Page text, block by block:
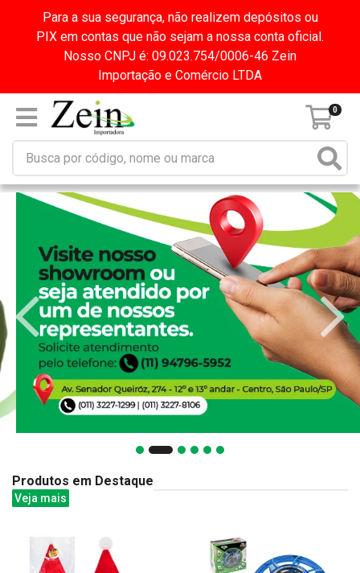
Para a sua segurança, não realizem depósitos ou
PIX em contas que não sejam a nossa conta oficial.
Nosso CNPJ é: 09.023.754/0006-46 Zein
Importação e Comércio LTDA
0
Produtos em Destaque
Veja mais